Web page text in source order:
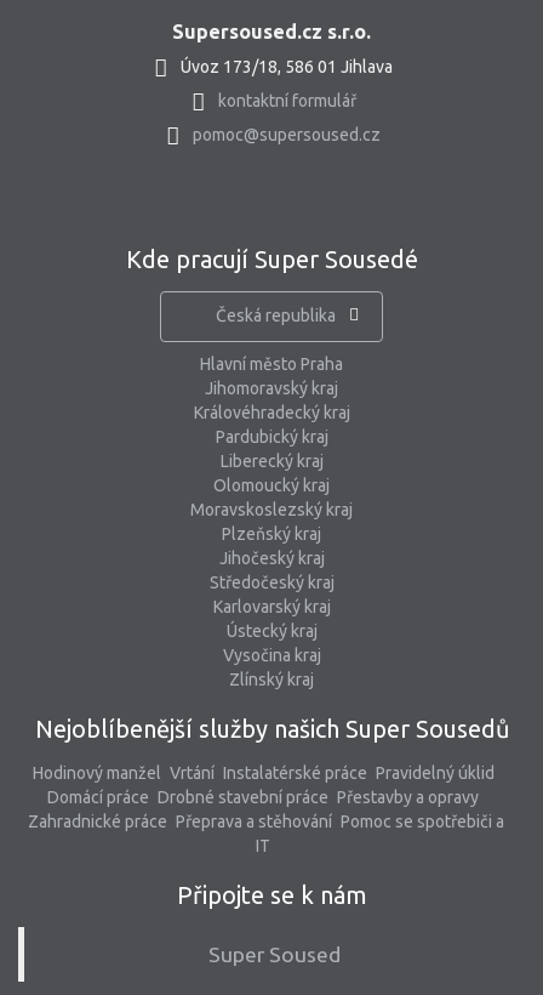
Supersoused.cz s.r.o.
Úvoz 173/18, 586 01 Jihlava
kontaktní formulář
pomoc@supersoused.cz
Kde pracují Super Sousedé
Česká republika
Hlavní město Praha
Jihomoravský kraj
Královéhradecký kraj
Pardubický kraj
Liberecký kraj
Olomoucký kraj
Moravskoslezský kraj
Plzeňský kraj
Jihočeský kraj
Středočeský kraj
Karlovarský kraj
Ústecký kraj
Vysočina kraj
Zlínský kraj
Nejoblíbenější služby našich Super Sousedů
Hodinový manžel Vrtání Instalatérské práce Pravidelný úklid
Domácí práce Drobné stavební práce Přestavby a opravy
Zahradnické práce Přeprava a stěhování Pomoc se spotřebiči a
IT
Připojte se k nám
Super Soused